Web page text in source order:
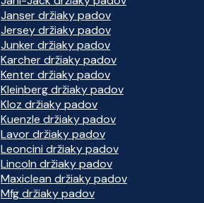
Janser držiaky padov
Jersey držiaky padov
Junker držiaky padov
Karcher držiaky padov
Kenter držiaky padov
Kleinberg držiaky padov
Kloz držiaky padov
Kuenzle držiaky padov
Lavor držiaky padov
Leoncini držiaky padov
Lincoln držiaky padov
Maxiclean držiaky padov
Mfg držiaky padov